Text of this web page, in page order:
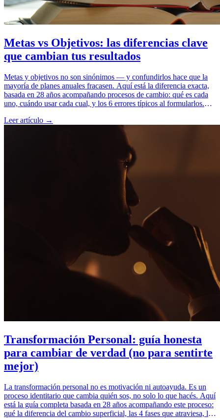
Metas vs Objetivos: las diferencias clave
que cambian tus resultados
Metas y objetivos no son sinónimos — y confundirlos hace que la
mayoría de planes anuales fracasen. Aquí está la diferencia exacta,
basada en 28 años acompañando procesos de cambio: qué es cada
uno, cuándo usar cada cual, y los 6 errores típicos al formularlos.
Leer artículo →
Transformación Personal: guía honesta
para cambiar de verdad (no para sentirte
mejor)
La transformación personal no es motivación ni autoayuda. Es un
proceso identitario que cambia quién sos, no solo lo que hacés. Aquí
está la guía completa basada en 28 años acompañando este proceso:
qué la diferencia del cambio superficial, las 4 fases que atraviesa, los